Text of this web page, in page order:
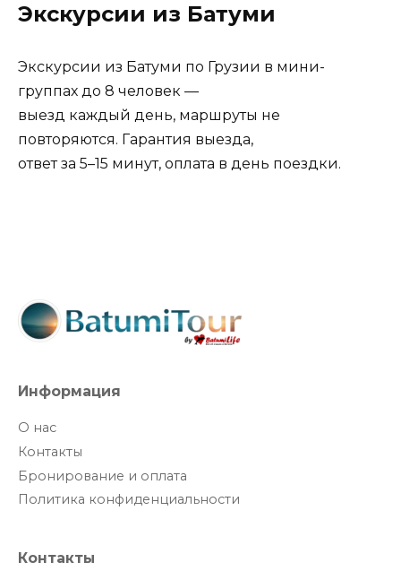
Экскурсии из Батуми
Экскурсии из Батуми по Грузии в мини-
группах до 8 человек —
выезд каждый день, маршруты не
повторяются. Гарантия выезда,
ответ за 5–15 минут, оплата в день поездки.
Информация
О нас
Контакты
Бронирование и оплата
Политика конфиденциальности
Контакты